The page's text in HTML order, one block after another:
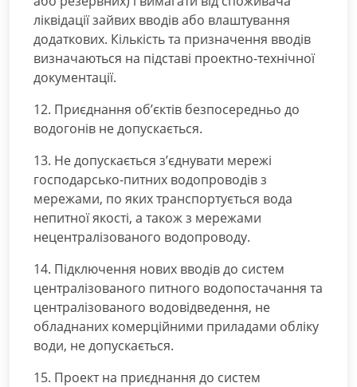
ліквідації зайвих вводів або влаштування
додаткових. Кількість та призначення вводів
визначаються на підставі проектно-технічної
документації.
12. Приєднання об’єктів безпосередньо до
водогонів не допускається.
13. Не допускається з’єднувати мережі
господарсько-питних водопроводів з
мережами, по яких транспортується вода
непитної якості, а також з мережами
нецентралізованого водопроводу.
14. Підключення нових вводів до систем
централізованого питного водопостачання та
централізованого водовідведення, не
обладнаних комерційними приладами обліку
води, не допускається.
15. Проект на приєднання до систем